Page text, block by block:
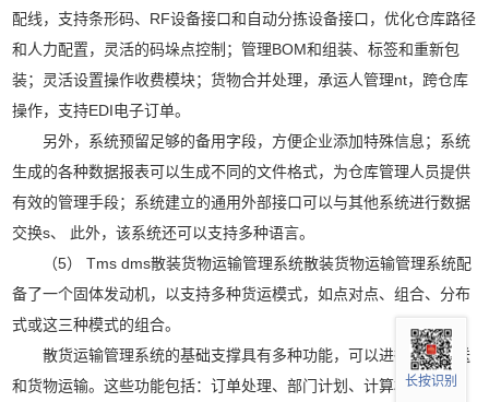
配线，支持条形码、RF设备接口和自动分拣设备接口，优化仓库路径
和人力配置，灵活的码垛点控制；管理BOM和组装、标签和重新包
装；灵活设置操作收费模块；货物合并处理，承运人管理nt，跨仓库
操作，支持EDI电子订单。
另外，系统预留足够的备用字段，方便企业添加特殊信息；系统
生成的各种数据报表可以生成不同的文件格式，为仓库管理人员提供
有效的管理手段；系统建立的通用外部接口可以与其他系统进行数据
交换s、 此外，该系统还可以支持多种语言。
（5） Tms dms散装货物运输管理系统散装货物运输管理系统配
备了一个固体发动机，以支持多种货运模式，如点对点、组合、分布
式或这三种模式的组合。
散货运输管理系统的基础支撑具有多种功能，可以进行日常配送
和货物运输。这些功能包括：订单处理、部门计划、计算机辅助计
长按识别